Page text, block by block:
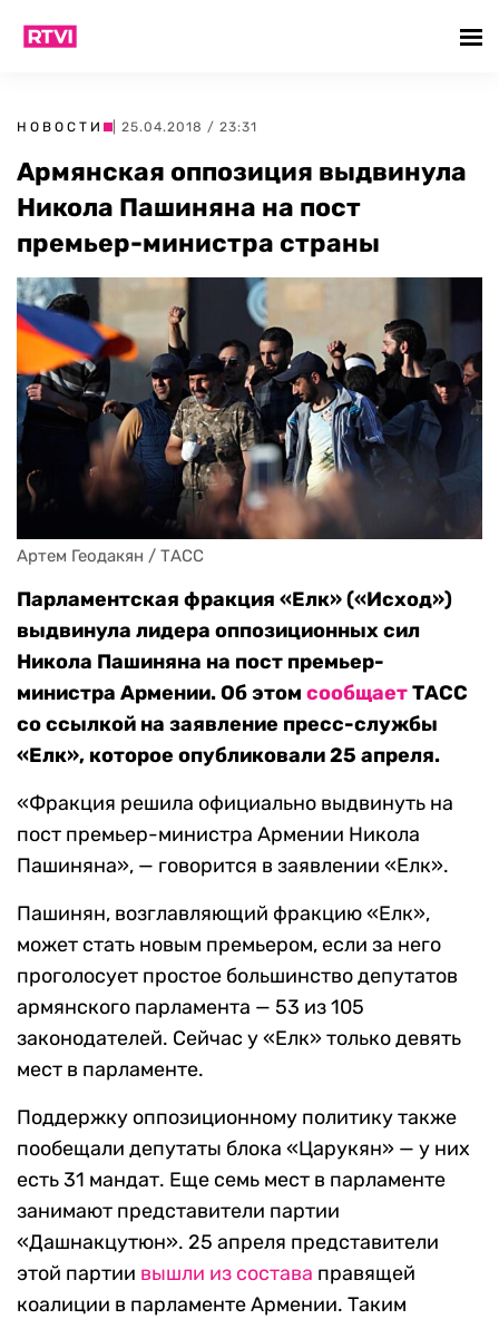
НОВОСТИ | 25.04.2018 / 23:31
Армянская оппозиция выдвинула
Никола Пашиняна на пост
премьер-министра страны
Артем Геодакян / ТАСС
Парламентская фракция «Елк» («Исход»)
выдвинула лидера оппозиционных сил
Никола Пашиняна на пост премьер-
министра Армении. Об этом сообщаетТАСС
со ссылкой на заявление пресс-службы
«Елк», которое опубликовали 25 апреля.
«Фракция решила официально выдвинуть на
пост премьер-министра Армении Никола
Пашиняна», — говорится в заявлении «Елк».
Пашинян, возглавляющий фракцию «Елк»,
может стать новым премьером, если за него
проголосует простое большинство депутатов
армянского парламента — 53 из 105
законодателей. Сейчас у «Елк» только девять
мест в парламенте.
Поддержку оппозиционному политику также
пообещали депутаты блока «Царукян» — у них
есть 31 мандат. Еще семь мест в парламенте
занимают представители партии
«Дашнакцутюн». 25 апреля представители
этой партии вышли из состава правящей
коалиции в парламенте Армении. Таким